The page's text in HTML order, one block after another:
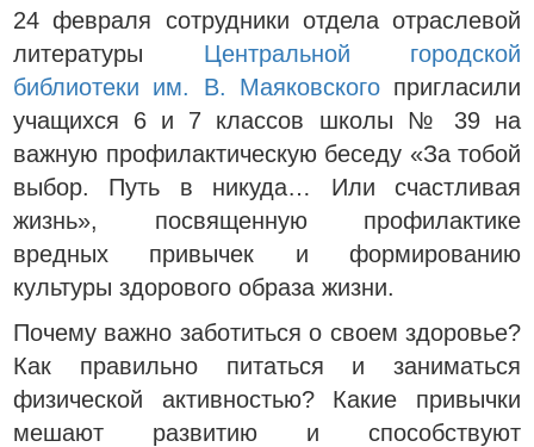
24 февраля сотрудники отдела отраслевой
литературы Центральной городской
библиотеки им. В. Маяковскогопригласили
учащихся 6 и 7 классов школы № 39 на
важную профилактическую беседу «За тобой
выбор. Путь в никуда… Или счастливая
жизнь», посвященную профилактике
вредных привычек и формированию
культуры здорового образа жизни.
Почему важно заботиться о своем здоровье?
Как правильно питаться и заниматься
физической активностью? Какие привычки
мешают развитию и способствуют